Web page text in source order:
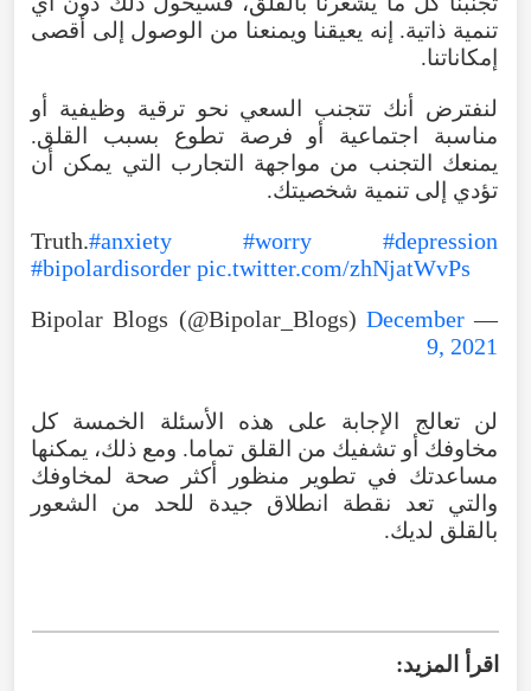
تنمية ذاتية. إنه يعيقنا ويمنعنا من الوصول إلى أقصى
إمكاناتنا.
لنفترض أنك تتجنب السعي نحو ترقية وظيفية أو
مناسبة اجتماعية أو فرصة تطوع بسبب القلق.
يمنعك التجنب من مواجهة التجارب التي يمكن أن
تؤدي إلى تنمية شخصيتك.
Truth.#anxiety #worry
#depression
#bipolardisorder pic.twitter.com/zhNjatWvPs
— Bipolar Blogs (@Bipolar_Blogs)
December
9, 2021
لن تعالج الإجابة على هذه الأسئلة الخمسة كل
مخاوفك أو تشفيك من القلق تماما. ومع ذلك، يمكنها
مساعدتك في تطوير منظور أكثر صحة لمخاوفك
والتي تعد نقطة انطلاق جيدة للحد من الشعور
بالقلق لديك.
اقرأ المزيد: